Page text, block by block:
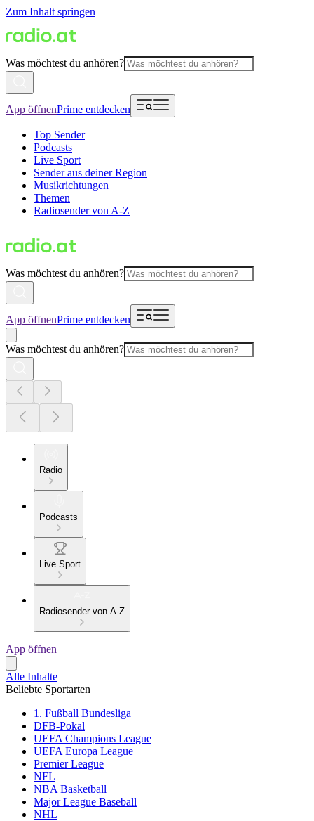
Zum Inhalt springen
Was möchtest du anhören?
App öffnenPrime entdecken
Top Sender
Podcasts
Live Sport
Sender aus deiner Region
Musikrichtungen
Themen
Radiosender von A-Z
Was möchtest du anhören?
App öffnenPrime entdecken
Was möchtest du anhören?
Radio
Podcasts
Live Sport
Radiosender von A-Z
App öffnen
Alle Inhalte
Beliebte Sportarten
1. Fußball Bundesliga
DFB-Pokal
UEFA Champions League
UEFA Europa League
Premier League
NFL
NBA Basketball
Major League Baseball
NHL